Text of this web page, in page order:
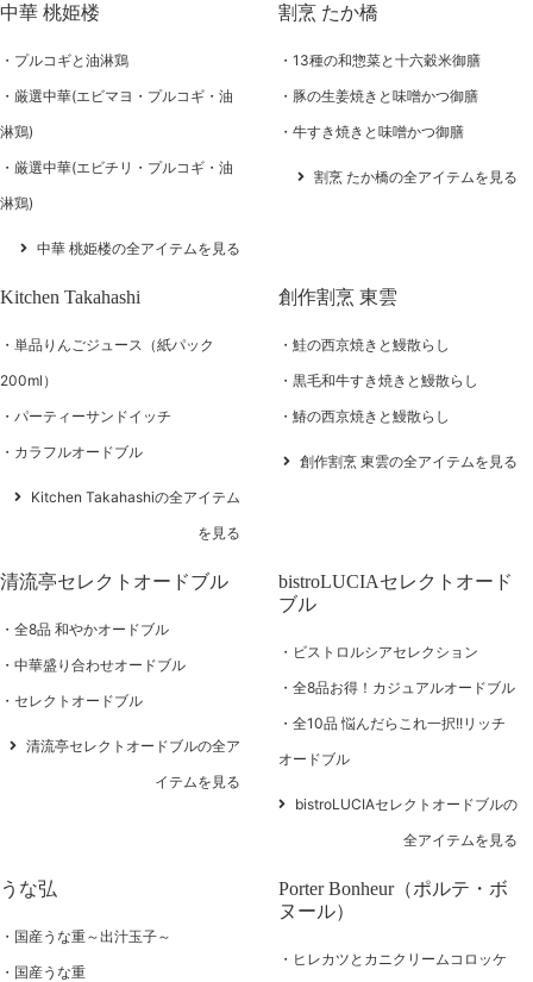
中華 桃姫楼
プルコギと油淋鶏
厳選中華(エビマヨ・プルコギ・油
淋鶏)
厳選中華(エビチリ・プルコギ・油
淋鶏)
中華 桃姫楼の全アイテムを見る
割烹 たか橋
13種の和惣菜と十六穀米御膳
豚の生姜焼きと味噌かつ御膳
牛すき焼きと味噌かつ御膳
割烹 たか橋の全アイテムを見る
Kitchen Takahashi
単品りんごジュース（紙パック
200ml）
パーティーサンドイッチ
カラフルオードブル
Kitchen Takahashiの全アイテム
を見る
創作割烹 東雲
鮭の西京焼きと鰻散らし
黒毛和牛すき焼きと鰻散らし
鰆の西京焼きと鰻散らし
創作割烹 東雲の全アイテムを見る
清流亭セレクトオードブル
全8品 和やかオードブル
中華盛り合わせオードブル
セレクトオードブル
清流亭セレクトオードブルの全ア
イテムを見る
bistroLUCIAセレクトオード
ブル
ビストロルシアセレクション
全8品お得！カジュアルオードブル
全10品 悩んだらこれ一択!!リッチ
オードブル
bistroLUCIAセレクトオードブルの
全アイテムを見る
うな弘
国産うな重～出汁玉子～
国産うな重
Porter Bonheur（ポルテ・ボ
ヌール）
ヒレカツとカニクリームコロッケ